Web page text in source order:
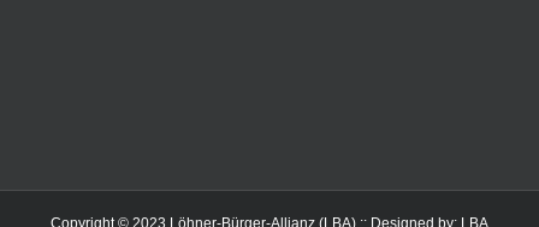
Copyright © 2023 Löhner-Bürger-Allianz (LBA) :: Designed by: LBA